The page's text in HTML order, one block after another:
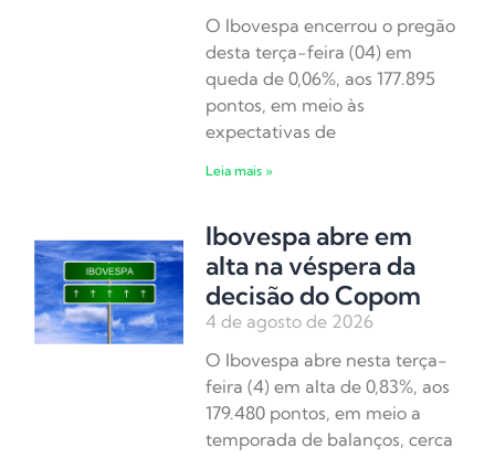
O Ibovespa encerrou o pregão
desta terça-feira (04) em
queda de 0,06%, aos 177.895
pontos, em meio às
expectativas de
Leia mais »
Ibovespa abre em
alta na véspera da
decisão do Copom
4 de agosto de 2026
O Ibovespa abre nesta terça-
feira (4) em alta de 0,83%, aos
179.480 pontos, em meio a
temporada de balanços, cerca